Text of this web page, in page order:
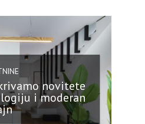
novitete
i moderan